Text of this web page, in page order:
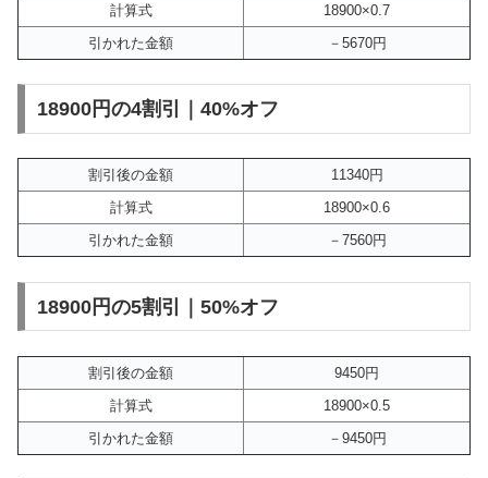
計算式
18900×0.7
引かれた金額
－5670円
18900円の4割引｜40%オフ
割引後の金額
11340円
計算式
18900×0.6
引かれた金額
－7560円
18900円の5割引｜50%オフ
割引後の金額
9450円
計算式
18900×0.5
引かれた金額
－9450円